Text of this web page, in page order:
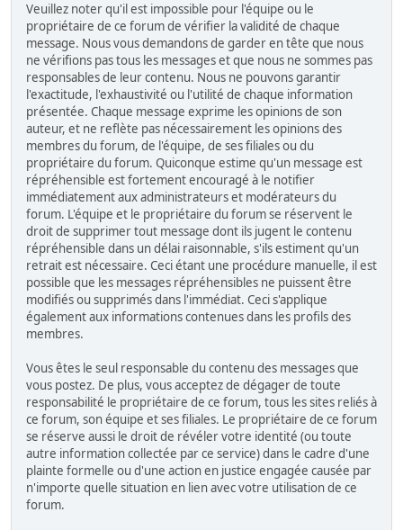
Veuillez noter qu'il est impossible pour l'équipe ou le
propriétaire de ce forum de vérifier la validité de chaque
message. Nous vous demandons de garder en tête que nous
ne vérifions pas tous les messages et que nous ne sommes pas
responsables de leur contenu. Nous ne pouvons garantir
l'exactitude, l'exhaustivité ou l'utilité de chaque information
présentée. Chaque message exprime les opinions de son
auteur, et ne reflète pas nécessairement les opinions des
membres du forum, de l'équipe, de ses filiales ou du
propriétaire du forum. Quiconque estime qu'un message est
répréhensible est fortement encouragé à le notifier
immédiatement aux administrateurs et modérateurs du
forum. L'équipe et le propriétaire du forum se réservent le
droit de supprimer tout message dont ils jugent le contenu
répréhensible dans un délai raisonnable, s'ils estiment qu'un
retrait est nécessaire. Ceci étant une procédure manuelle, il est
possible que les messages répréhensibles ne puissent être
modifiés ou supprimés dans l'immédiat. Ceci s'applique
également aux informations contenues dans les profils des
membres.
Vous êtes le seul responsable du contenu des messages que
vous postez. De plus, vous acceptez de dégager de toute
responsabilité le propriétaire de ce forum, tous les sites reliés à
ce forum, son équipe et ses filiales. Le propriétaire de ce forum
se réserve aussi le droit de révéler votre identité (ou toute
autre information collectée par ce service) dans le cadre d'une
plainte formelle ou d'une action en justice engagée causée par
n'importe quelle situation en lien avec votre utilisation de ce
forum.